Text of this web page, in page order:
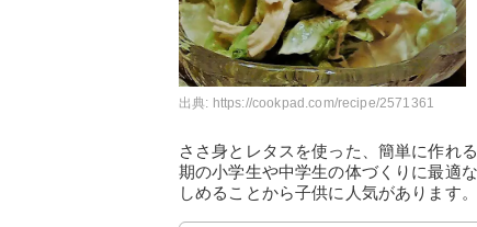
出典: https://cookpad.com/recipe/2571361
ささ身とレタスを使った、簡単に作れ
期の小学生や中学生の体づくりに最適
しめることから子供に人気があります。